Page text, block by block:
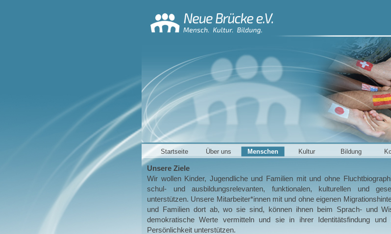
Startseite Über uns Menschen Kultur Bildung
Unsere Ziele
Wir wollen Kinder, Jugendliche und Familien mit und ohne
schul- und ausbildungsrelevanten, funktionalen, kulturellen und
unterstützen. Unsere Mitarbeiter*innen mit und ohne eigenen
und Familien dort ab, wo sie sind, können ihnen beim Sprach- und
demokratische Werte vermitteln und sie in ihrer Identitätsfindung
Persönlichkeit unterstützen.